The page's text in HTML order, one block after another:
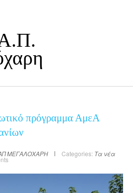
πρόγραμμα ΑμεΑ
ΜΕΓΑΛΟΧΑΡΗ Categories: Τα νέα